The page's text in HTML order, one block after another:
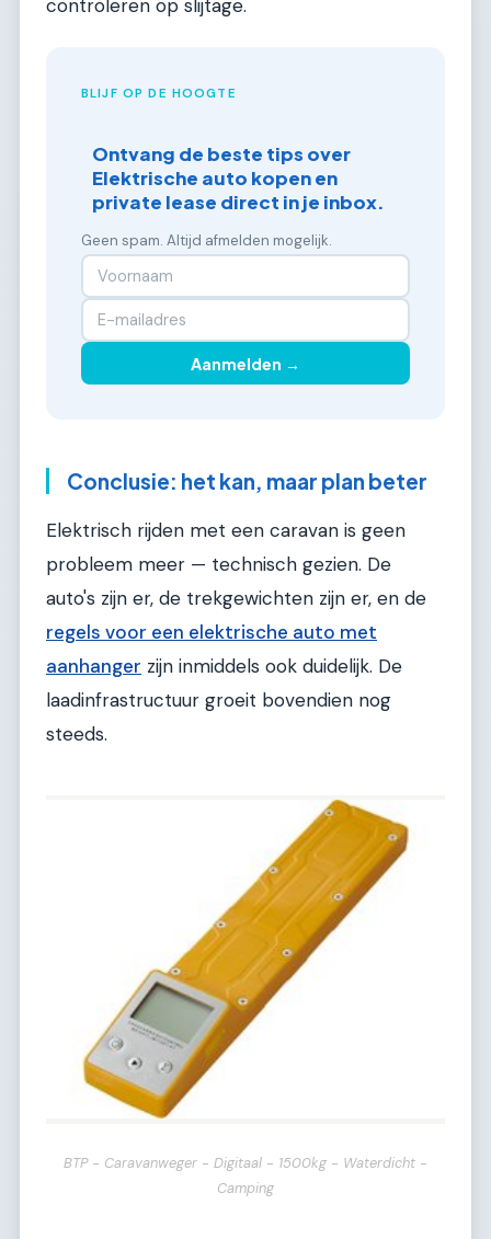
controleren op slijtage.
BLIJF OP DE HOOGTE
Ontvang de beste tips over
Elektrische auto kopen en
private lease direct in je inbox.
Geen spam. Altijd afmelden mogelijk.
Aanmelden →
Conclusie: het kan, maar plan beter
Elektrisch rijden met een caravan is geen
probleem meer — technisch gezien. De
auto's zijn er, de trekgewichten zijn er, en de
regels voor een elektrische auto met
aanhanger zijn inmiddels ook duidelijk. De
laadinfrastructuur groeit bovendien nog
steeds.
BTP - Caravanweger - Digitaal - 1500kg - Waterdicht -
Camping